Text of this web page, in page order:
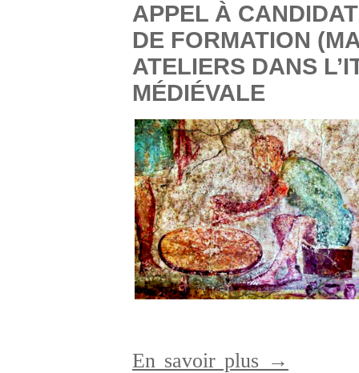
APPEL À
DE FORMATION
ATELIERS DANS
MÉDIÉVALE
En savoir plus →